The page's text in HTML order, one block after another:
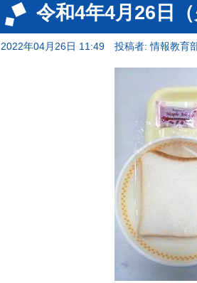
令和4年4月26日
2022年04月26日 11:49 投稿者: 情報教育